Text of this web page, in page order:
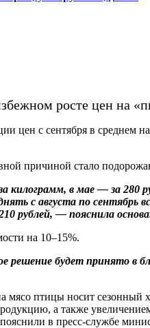
росте цен на
цен с сентября в среднем
причиной стало
килограмм, в мае — за 280
с августа по сентябрь
рублей, — пояснила
на 10–15%.
будет принято в
мясо птицы носит сезонный
а также
в пресс-службе